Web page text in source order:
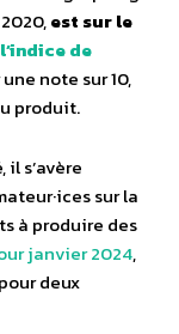
est sur le
l’indice de
note sur 10,
produit.
s’avère
sur la
à produire des
janvier 2024,
deux